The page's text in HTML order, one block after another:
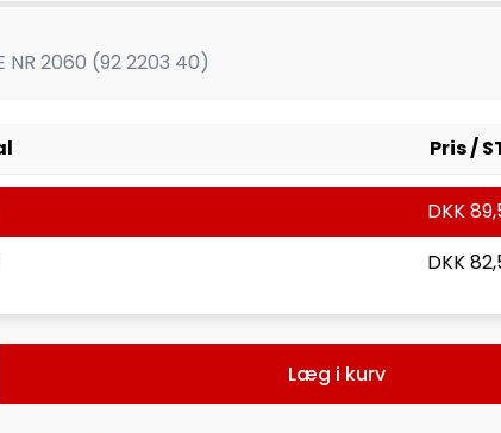
NR 2060 (92 2203 40)
Pris /
DKK
DKK
Læg i kurv